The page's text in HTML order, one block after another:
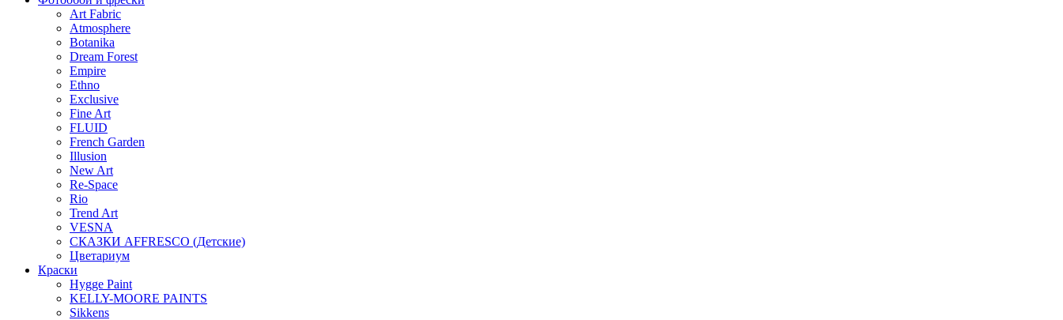
Art Fabric
Atmosphere
Botanika
Dream Forest
Empire
Ethno
Exclusive
Fine Art
FLUID
French Garden
Illusion
New Art
Re-Space
Rio
Trend Art
VESNA
СКАЗКИ AFFRESCO (Детские)
Цветариум
Краски
Hygge Paint
KELLY-MOORE PAINTS
Sikkens